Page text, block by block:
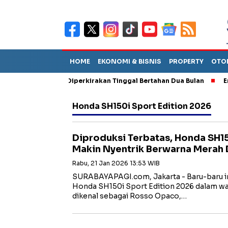
HOME EKONOMI & BISNIS PROPERTY
Sebut TPA Diperkirakan Tinggal Bertahan Dua Bulan
Honda SH150i Sport Edition 2026
Diproduksi Terbatas, Honda
Makin Nyentrik Berwarna Merah
Rabu, 21 Jan 2026 13:53 WIB
SURABAYAPAGI.com, Jakarta - Baru-baru
Honda SH150i Sport Edition 2026 dalam
dikenal sebagai Rosso Opaco,…